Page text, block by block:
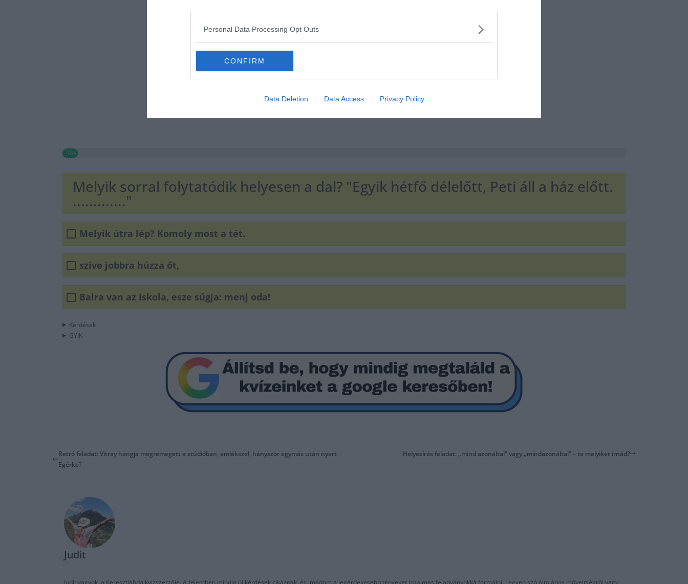
Personal Data Processing Opt Outs
CONFIRM
Data Deletion Data Access Privacy Policy
0%
Melyik sorral folytatódik helyesen a dal? "Egyik hétfő délelőtt, Peti áll a ház előtt.
............."
Melyik útra lép? Komoly most a tét.
szíve jobbra húzza őt,
Balra van az iskola, esze súgja: menj oda!
Kérdések
GYIK
Retró feladat: Vitray hangja megremegett a stúdióban, emlékszel, hányszor egymás után nyert
Egérke?
Helyesírás feladat: „mind azonáltal” vagy „mindazonáltal” – te melyiket írnád?
Judit
Judit vagyok, a Keresztlabda kvízszerzője. A fejemben mindig új kérdések cikáznak, és imádom a legérdekesebb tényeket izgalmas feladványokká formálni. Legyen szó általános műveltségről vagy